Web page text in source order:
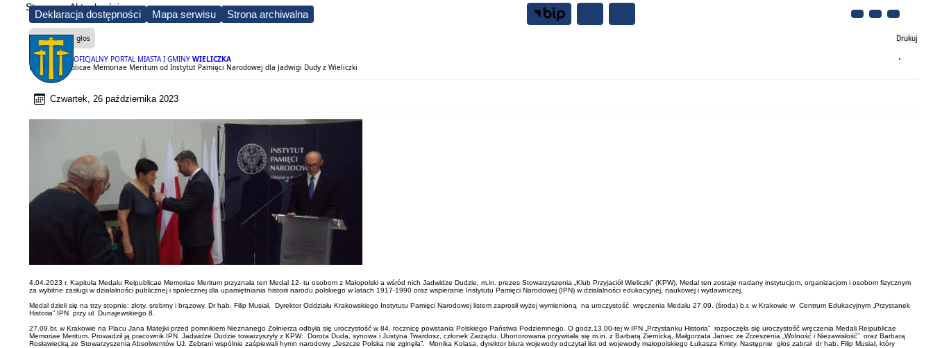
Deklaracja dostępności Mapa serwisu Strona archiwalna
OFICJALNY PORTAL MIASTA I GMINY WIELICZKA
Strona Aktualności
Czytaj na głos Drukuj
Medal Reipublicae Memoriae Meritum od Instytut Pamięci Narodowej dla Jadwigi Dudy z Wieliczki
Czwartek, 26 października 2023
4.04.2023 r. Kapituła Medalu Reipublicae Memoriae Meritum przyznała ten Medal 12- tu osobom z Małopolski a wśród nich Jadwidze Dudzie, m.in. prezes Stowarzyszenia „Klub Przyjaciół Wieliczki” (KPW). Medal ten zostaje nadany instytucjom, organizacjom i osobom fizycznym
za wybitne zasługi w działalności publicznej i społecznej dla upamiętniania historii narodu polskiego w latach 1917-1990 oraz wspieranie Instytutu Pamięci Narodowej (IPN) w działalności edukacyjnej, naukowej i wydawniczej.
Medal dzieli się na trzy stopnie: złoty, srebrny i brązowy. Dr hab. Filip Musiał, Dyrektor Oddziału Krakowskiego Instytutu Pamięci Narodowej listem zaprosił wyżej wymienioną na uroczystość wręczenia Medalu 27.09. (środa) b.r. w Krakowie w Centrum Edukacyjnym „Przystanek
Historia” IPN przy ul. Dunajewskiego 8.
27.09.br. w Krakowie na Placu Jana Matejki przed pomnikiem Nieznanego Żołnierza odbyła się uroczystość w 84. rocznicę powstania Polskiego Państwa Podziemnego. O godz.13.00-tej w IPN „Przystanku Historia” rozpoczęła się uroczystość wręczenia Medali Reipublicae
Memoriae Meritum. Prowadził ją pracownik IPN. Jadwidze Dudzie towarzyszyły z KPW: Dorota Duda, synowa i Justyna Twardosz, członek Zarządu. Uhonorowana przywitała się m.in. z Barbarą Ziernicką, Małgorzata Janiec ze Zrzeszenia „Wolność i Niezawisłość” oraz Barbarą
Rosławiecką ze Stowarzyszenia Absolwentów UJ. Zebrani wspólnie zaśpiewali hymn narodowy „Jeszcze Polska nie zginęła”. Monika Kolasa, dyrektor biura wojewody odczytał list od wojewody małopolskiego Łukasza Kmity. Następnie głos zabrał dr hab. Filip Musiał, który